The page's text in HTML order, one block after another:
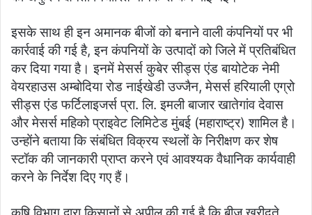
इसके साथ ही इन अमानक बीजों को बनाने वाली कंपनियों पर भी
कार्रवाई की गई है, इन कंपनियों के उत्पादों को जिले में प्रतिबंधित
कर दिया गया है। इनमें मेसर्स कुबेर सीड्स एंड बायोटेक नेमी
वेयरहाउस अम्बोदिया रोड नाईखेडी उज्जैन, मेसर्स हरियाली एग्रो
सीड्स एंड फर्टिलाइजर्स प्रा. लि. इमली बाजार खातेगांव देवास
और मेसर्स महिको प्राइवेट लिमिटेड मुंबई (महाराष्ट्र) शामिल है।
उन्होंने बताया कि संबंधित विक्रय स्थलों के निरीक्षण कर शेष
स्टॉक की जानकारी प्राप्त करने एवं आवश्यक वैधानिक कार्यवाही
करने के निर्देश दिए गए हैं।